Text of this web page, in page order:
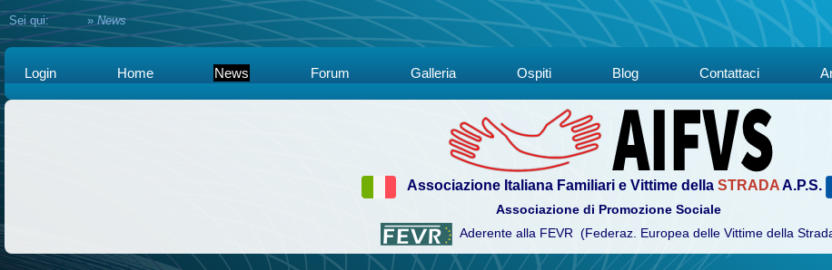
Sei qui:Home »News
Login Home News Forum Galleria Ospiti Blog Contattaci
Associazione Italiana Familiari e Vittime della STRADAA.P.S.
Associazione di Promozione Sociale
Aderente alla FEVR (Federaz. Europea delle Vittime della